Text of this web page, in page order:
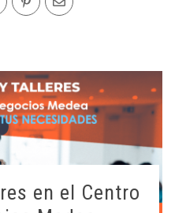
en el Centro